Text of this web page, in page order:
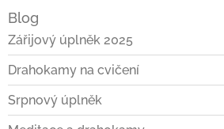
Blog
Zářijový úplněk 2025
Drahokamy na cvičení
Srpnový úplněk